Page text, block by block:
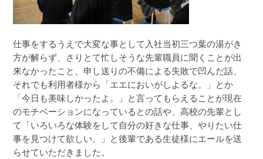
仕事をするうえで大変な事として入社当初三つ葉の湯がき
方が解らず、さりとて忙しそうな先輩職員に聞くことが出
来なかったこと、申し送りの不備による失敗で凹んだ話、
それでも利用者様から「エエにおいがしよるな。」とか
「今日も美味しかったよ。」と言ってもらえることが現在
のモチベーションになっているとの話や、高校の先輩とし
て「いろいろな体験をして自分の好きな仕事、やりたい仕
事を見つけて欲しい。」と後輩である生徒様にエールを送
らせていただきました。